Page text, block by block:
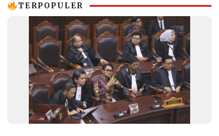
IKUTI
TERPOPULER